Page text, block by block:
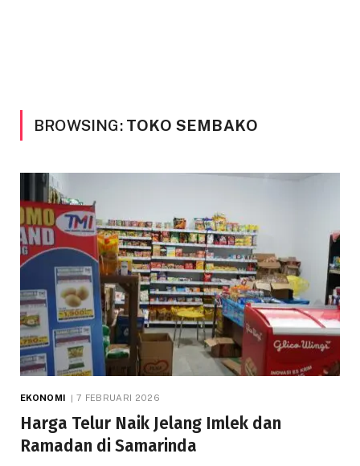
BROWSING: TOKO SEMBAKO
EKONOMI 7 FEBRUARI 2026
Harga Telur Naik Jelang Imlek dan
Ramadan di Samarinda